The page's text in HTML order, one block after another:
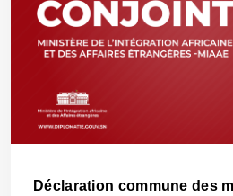
Déclaration commune des